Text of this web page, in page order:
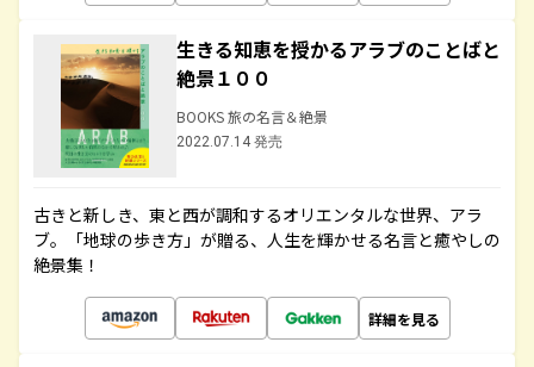
生きる知恵を授かるアラブのことばと
絶景１００
BOOKS 旅の名言＆絶景
2022.07.14 発売
古きと新しき、東と西が調和するオリエンタルな世界、アラ
ブ。「地球の歩き方」が贈る、人生を輝かせる名言と癒やしの
絶景集！
詳細を見る